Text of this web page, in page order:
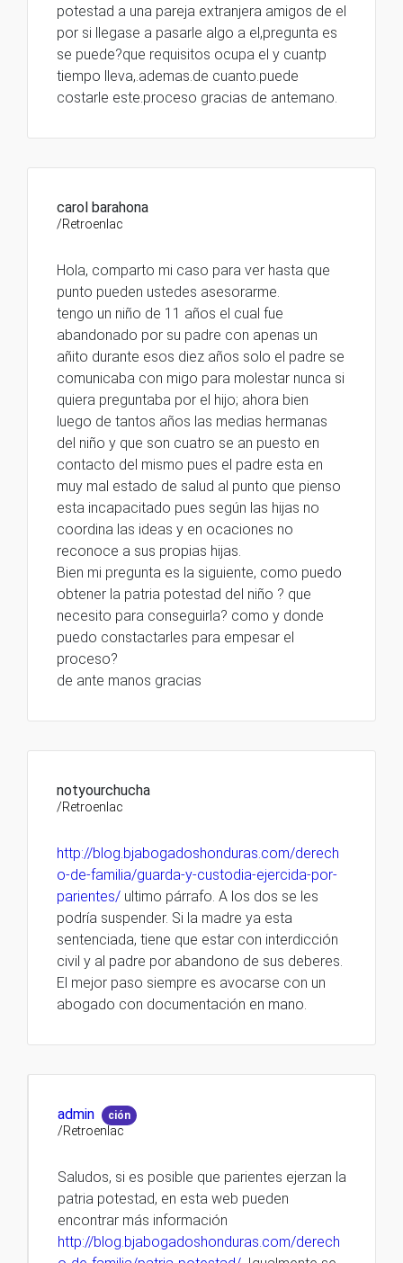
potestad a una pareja extranjera amigos de el
por si llegase a pasarle algo a el,pregunta es
se puede?que requisitos ocupa el y cuantp
tiempo lleva,.ademas.de cuanto.puede
costarle este.proceso gracias de antemano.
carol barahona
/Retroenlac
Hola, comparto mi caso para ver hasta que
punto pueden ustedes asesorarme.
tengo un niño de 11 años el cual fue
abandonado por su padre con apenas un
añito durante esos diez años solo el padre se
comunicaba con migo para molestar nunca si
quiera preguntaba por el hijo; ahora bien
luego de tantos años las medias hermanas
del niño y que son cuatro se an puesto en
contacto del mismo pues el padre esta en
muy mal estado de salud al punto que pienso
esta incapacitado pues según las hijas no
coordina las ideas y en ocaciones no
reconoce a sus propias hijas.
Bien mi pregunta es la siguiente, como puedo
obtener la patria potestad del niño ? que
necesito para conseguirla? como y donde
puedo constactarles para empesar el
proceso?
de ante manos gracias
notyourchucha
/Retroenlac
http://blog.bjabogadoshonduras.com/derech
o-de-familia/guarda-y-custodia-ejercida-por-
parientes/ ultimo párrafo. A los dos se les
podría suspender. Si la madre ya esta
sentenciada, tiene que estar con interdicción
civil y al padre por abandono de sus deberes.
El mejor paso siempre es avocarse con un
abogado con documentación en mano.
admin ción
/Retroenlac
Saludos, si es posible que parientes ejerzan la
patria potestad, en esta web pueden
encontrar más información
http://blog.bjabogadoshonduras.com/derech